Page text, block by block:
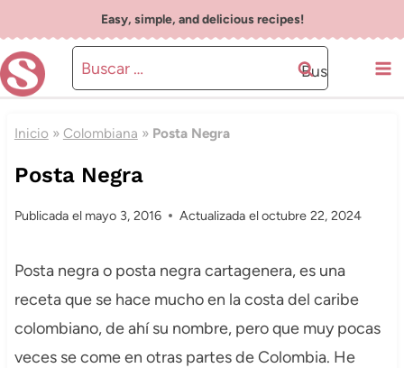
al
contenido
Easy, simple, and delicious recipes!
Buscar:
Inicio » Colombiana » Posta Negra
Posta Negra
Publicada el mayo 3, 2016 Actualizada eloctubre 22, 2024
Posta negra o posta negra cartagenera, es una
receta que se hace mucho en la costa del caribe
colombiano, de ahí su nombre, pero que muy pocas
veces se come en otras partes de Colombia. He